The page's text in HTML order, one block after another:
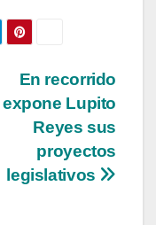
En recorrido
expone Lupito
Reyes sus
proyectos
legislativos